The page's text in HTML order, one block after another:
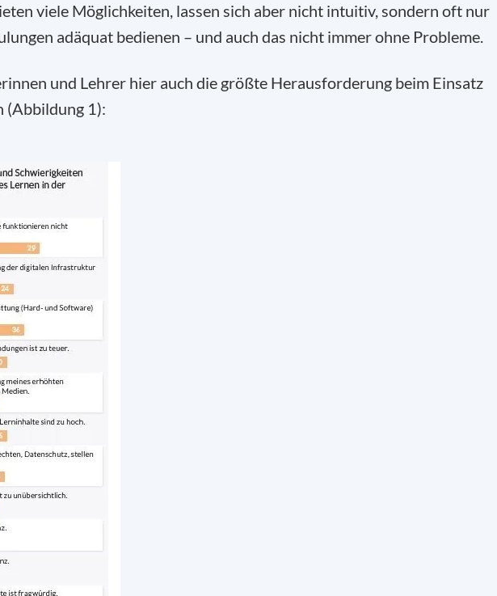
viele Möglichkeiten, lassen sich aber nicht intuitiv, sondern oft nur
adäquat bedienen – und auch das nicht immer ohne Probleme.
und Lehrer hier auch die größte Herausforderung beim Einsatz
(Abbildung 1):